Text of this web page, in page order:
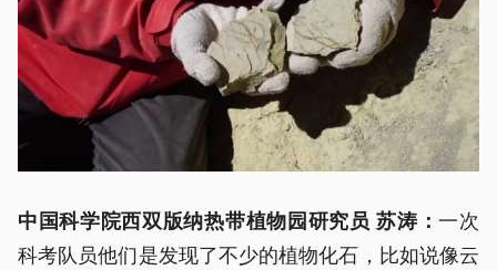
中国科学院西双版纳热带植物园研究员 苏涛：一次
科考队员他们是发现了不少的植物化石，比如说像云